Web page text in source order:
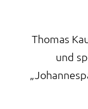
Thomas
und